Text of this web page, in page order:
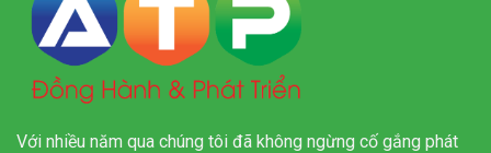
Với nhiều năm qua chúng tôi đã không ngừng cố gắng phát